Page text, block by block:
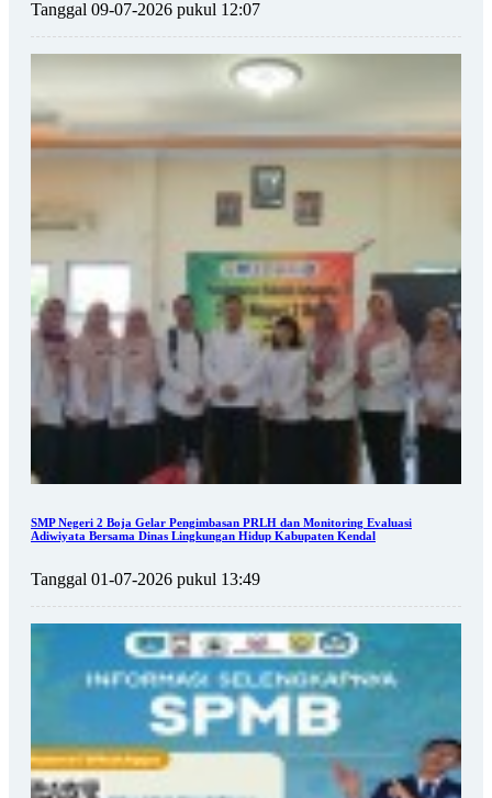
Tanggal 09-07-2026 pukul 12:07
SMP Negeri 2 Boja Gelar Pengimbasan PRLH dan Monitoring Evaluasi
Adiwiyata Bersama Dinas Lingkungan Hidup Kabupaten Kendal
Tanggal 01-07-2026 pukul 13:49